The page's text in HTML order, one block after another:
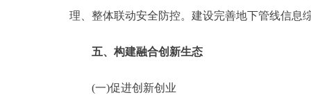
理、整体联动安全防控。建设完善地下管线信息
五、构建融合创新生态
(一)促进创新创业